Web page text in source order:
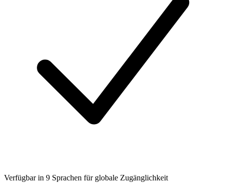
Verfügbar in 9 Sprachen für globale Zugänglichkeit